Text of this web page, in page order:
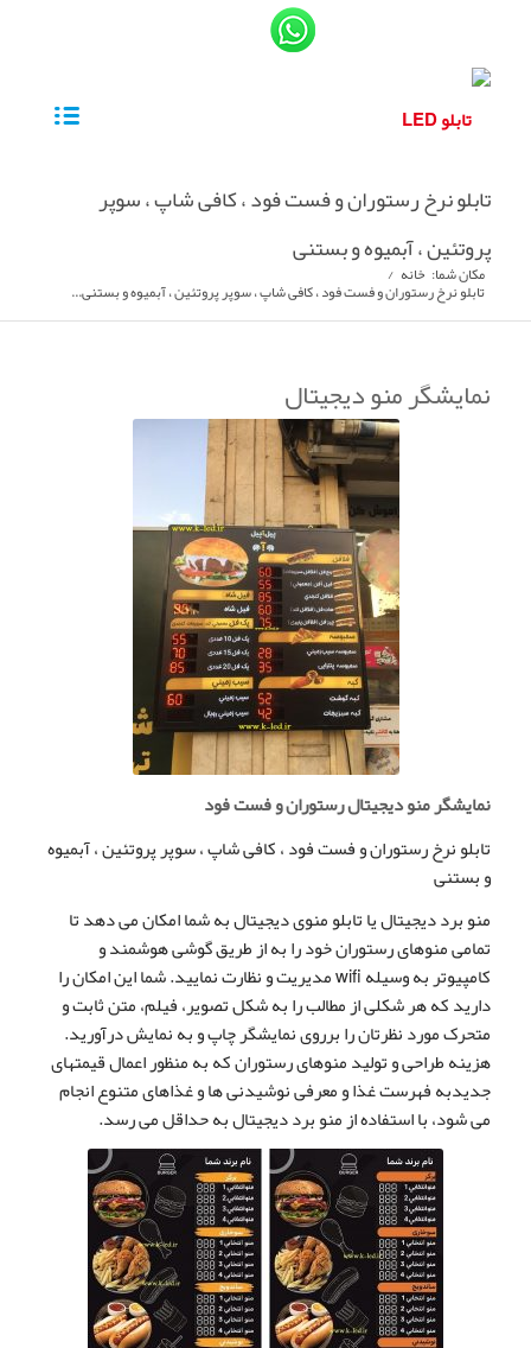
تابلو نرخ رستوران و فست فود ، کافی شاپ ، سوپر
پروتئین ، آبمیوه و بستنی
مکان شما: خانه /
تابلو نرخ رستوران و فست فود ، کافی شاپ ، سوپر پروتئین ، آبمیوه و بستنی...
نمایشگر منو دیجیتال
نمایشگر منو دیجیتال رستوران و فست فود
تابلو نرخ رستوران و فست فود ، کافی شاپ ، سوپر پروتئین ، آبمیوه
و بستنی
منو برد دیجیتال یا تابلو منوی دیجیتال به شما امکان می دهد تا
تمامی منوهای رستوران خود را به از طریق گوشی هوشمند و
کامپیوتر به وسیله wifi مدیریت و نظارت نمایید. شما این امکان را
دارید که هر شکلی از مطالب را به شکل تصویر، فیلم، متن ثابت و
متحرک مورد نظرتان را برروی نمایشگر چاپ و به نمایش درآورید.
هزینه طراحی و تولید منوهای رستوران که به منظور اعمال قیمتهای
جدیدبه فهرست غذا و معرفی نوشیدنی ها و غذاهای متنوع انجام
می شود، با استفاده از منو برد دیجیتال به حداقل می رسد.